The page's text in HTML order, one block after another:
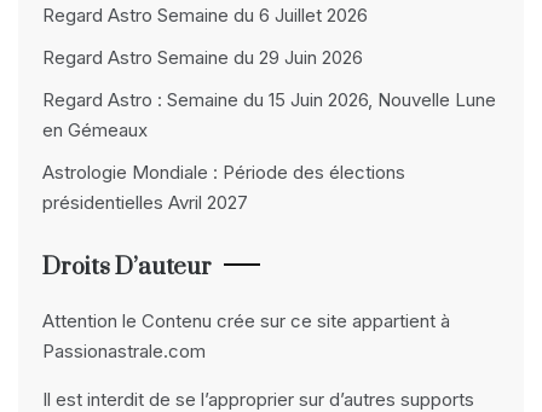
Regard Astro Semaine du 6 Juillet 2026
Regard Astro Semaine du 29 Juin 2026
Regard Astro : Semaine du 15 Juin 2026, Nouvelle Lune
en Gémeaux
Astrologie Mondiale : Période des élections
présidentielles Avril 2027
Droits D’auteur
Attention le Contenu crée sur ce site appartient à
Passionastrale.com
Il est interdit de se l’approprier sur d’autres supports